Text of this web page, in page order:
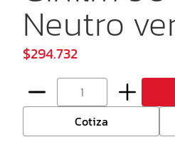
Neutro
$294.732
Cotiza